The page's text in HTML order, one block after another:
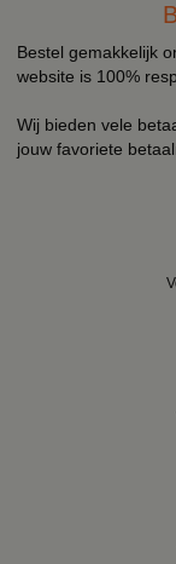
Bestel gemakkelijk
website is 100%
Wij bieden vele
jouw favoriete